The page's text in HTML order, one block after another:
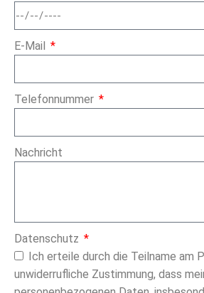
E-Mail
Telefonnummer
Nachricht
Datenschutz
Ich erteile durch die Teilname am
unwiderrufliche Zustimmung, dass